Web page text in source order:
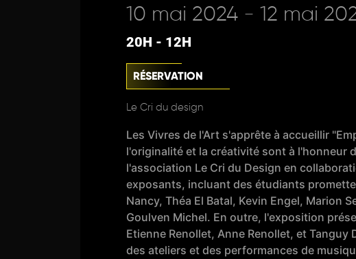
10 mai 2024 - 12 mai
20H - 12H
RÉSERVATION
Le Cri du design
Les Vivres de l'Art s'apprête à accueillir
l'originalité et la créativité sont à l'honneur
l'association Le Cri du Design en
exposants, incluant des étudiants
Nancy, Théa El Batal, Kevin Engel, Marion
Goulven Michel. En outre, l'exposition
Etienne Renollet, Anne Renollet, et
des ateliers et des performances de